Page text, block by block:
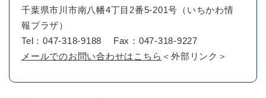
千葉県市川市南八幡4丁目2番5-201号（いちかわ情
報プラザ）
Tel：047-318-9188
Fax：047-318-9227
メールでのお問い合わせはこちら ＜外部リンク＞